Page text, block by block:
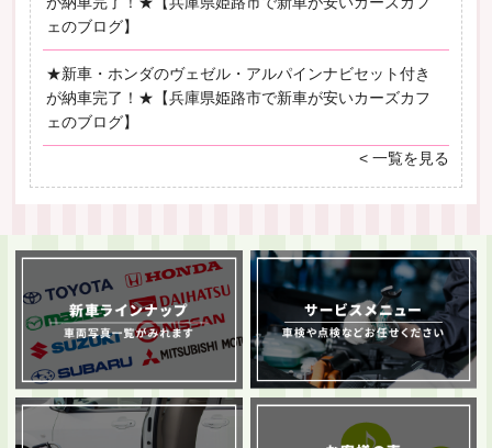
ェのブログ】
★新車・ホンダのヴェゼル・アルパインナビセット付き
が納車完了！★【兵庫県姫路市で新車が安いカーズカフ
ェのブログ】
< 一覧を見る